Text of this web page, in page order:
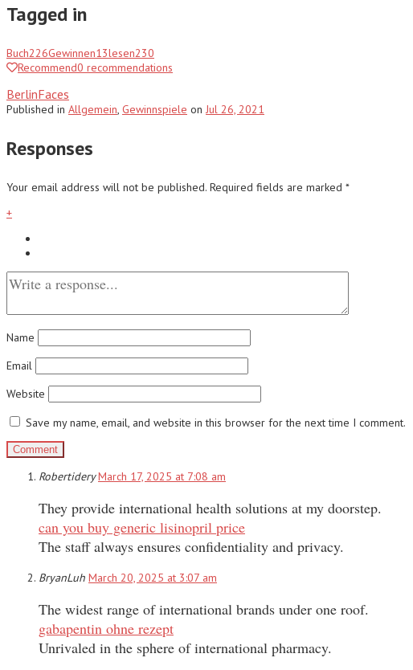
Tagged in
Buch226Gewinnen13lesen230
Recommend0 recommendations
BerlinFaces
Published in Allgemein, Gewinnspiele on Jul 26, 2021
Responses
Your email address will not be published. Required fields are marked *
+
Name
Email
Website
Save my name, email, and website in this browser for the next time I comment.
RobertideryMarch 17, 2025 at 7:08 am
They provide international health solutions at my doorstep.
can you buy generic lisinopril price
The staff always ensures confidentiality and privacy.
BryanLuh March 20, 2025 at 3:07 am
The widest range of international brands under one roof.
gabapentin ohne rezept
Unrivaled in the sphere of international pharmacy.